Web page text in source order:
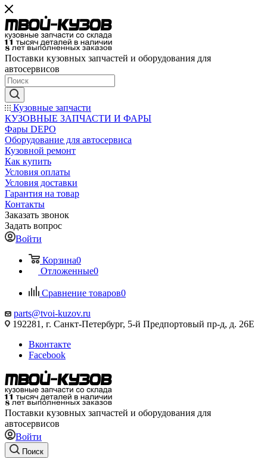
Поставки кузовных запчастей и оборудования для
автосервисов
Кузовные запчасти
КУЗОВНЫЕ ЗАПЧАСТИ И ФАРЫ
Фары DEPO
Оборудование для автосервиса
Кузовной ремонт
Как купить
Условия оплаты
Условия доставки
Гарантия на товар
Контакты
Заказать звонок
Задать вопрос
Войти
Корзина0
Отложенные0
Сравнение товаров0
parts@tvoi-kuzov.ru
192281, г. Санкт-Петербург, 5-й Предпортовый пр-д, д. 26Е
Вконтакте
Facebook
Поставки кузовных запчастей и оборудования для
автосервисов
Войти
Поиск